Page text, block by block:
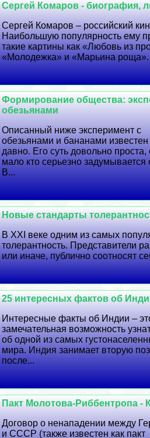
Сергeй Комаров - биография,
Сергeй Комаров – российский
Наибольшую популярность ему
такие картины как «Любовь из
«Молодежка» и «Марьина роща».
Формирование общества:
обезьянами
Описанный ниже эксперимент с
обезьянами и бананами известен
давно. Его суть довольно проста,
мало кто серьезно задумывается
В...
Новые стандарты
В XXI веке одним из самых
толерантность. Представители
или иначе, публично соотносят
25 интересных фактов об
Интересные факты об Индии –
замечательная возможность
об одной из самых
мира. Индия занимает вторую
после...
Пакт Молотова-Риббентропа -
Договор о ненападении между
и СССР (также известен как пакт